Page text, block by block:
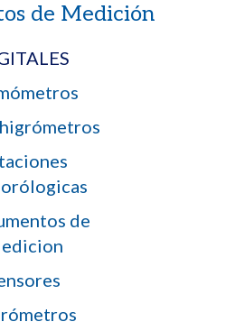
de Medición
de